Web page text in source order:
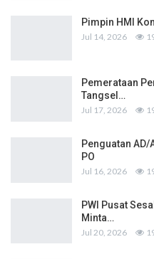
Pimpin HMI
Jul 14, 2026
Pemerataan
Tangsel…
Jul 17, 2026
Penguatan AD/
PO
Jul 16, 2026
PWI Pusat
Minta…
Jul 20, 2026